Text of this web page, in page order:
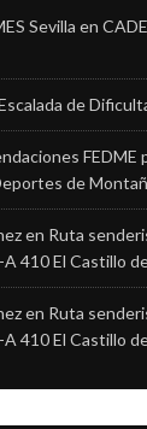
Sevilla en
de
FEDME
de
en Ruta
410 El Castillo
en Ruta
410 El Castillo